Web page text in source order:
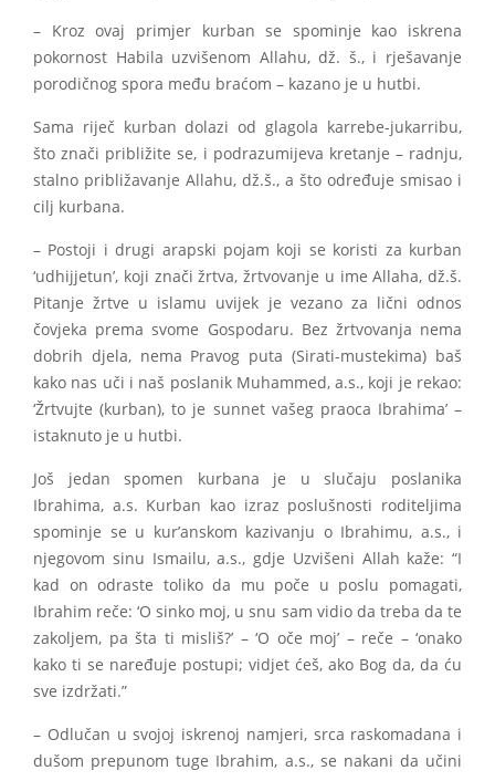
– Kroz ovaj primjer kurban se spominje kao iskrena
pokornost Habila uzvišenom Allahu, dž. š., i rješavanje
porodičnog spora među braćom – kazano je u hutbi.
Sama riječ kurban dolazi od glagola karrebe-jukarribu,
što znači približite se, i podrazumijeva kretanje – radnju,
stalno približavanje Allahu, dž.š., a što određuje smisao i
cilj kurbana.
– Postoji i drugi arapski pojam koji se koristi za kurban
‘udhijjetun’, koji znači žrtva, žrtvovanje u ime Allaha, dž.š.
Pitanje žrtve u islamu uvijek je vezano za lični odnos
čovjeka prema svome Gospodaru. Bez žrtvovanja nema
dobrih djela, nema Pravog puta (Sirati-mustekima) baš
kako nas uči i naš poslanik Muhammed, a.s., koji je rekao:
‘Žrtvujte (kurban), to je sunnet vašeg praoca Ibrahima’ –
istaknuto je u hutbi.
Još jedan spomen kurbana je u slučaju poslanika
Ibrahima, a.s. Kurban kao izraz poslušnosti roditeljima
spominje se u kur’anskom kazivanju o Ibrahimu, a.s., i
njegovom sinu Ismailu, a.s., gdje Uzvišeni Allah kaže: “I
kad on odraste toliko da mu poče u poslu pomagati,
Ibrahim reče: ‘O sinko moj, u snu sam vidio da treba da te
zakoljem, pa šta ti misliš?’ – ‘O oče moj’ – reče – ‘onako
kako ti se naređuje postupi; vidjet ćeš, ako Bog da, da ću
sve izdržati.”
– Odlučan u svojoj iskrenoj namjeri, srca raskomadana i
dušom prepunom tuge Ibrahim, a.s., se nakani da učini